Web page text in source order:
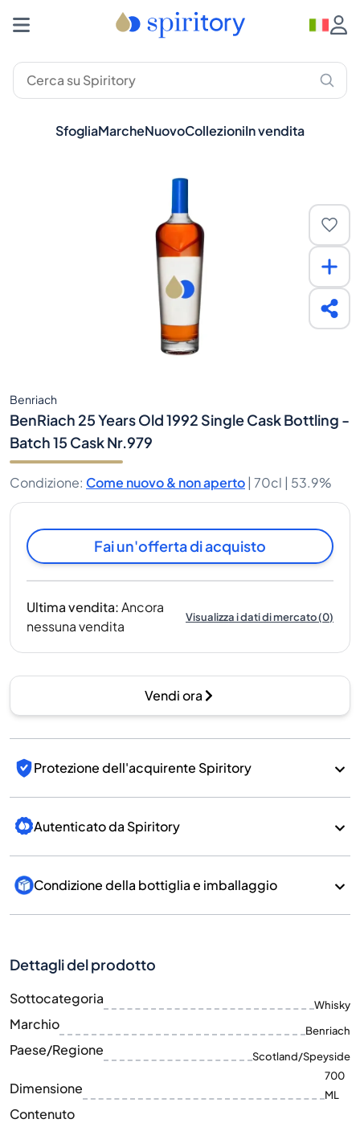
SfogliaMarcheNuovoCollezioniIn vendita
Benriach
BenRiach 25 Years Old 1992 Single Cask Bottling -
Batch 15 Cask Nr.979
Condizione: Come nuovo & non aperto | 70cl | 53.9%
Fai un'offerta di acquisto
Ultima vendita:Ancora
nessuna vendita
Visualizza i dati di mercato(0)
Vendi ora
Protezione dell'acquirente Spiritory
Autenticato da Spiritory
Condizione della bottiglia e imballaggio
Dettagli del prodotto
Sottocategoria Whisky
Marchio Benriach
Paese/Regione Scotland/Speyside
Dimensione
700
ML
Contenuto